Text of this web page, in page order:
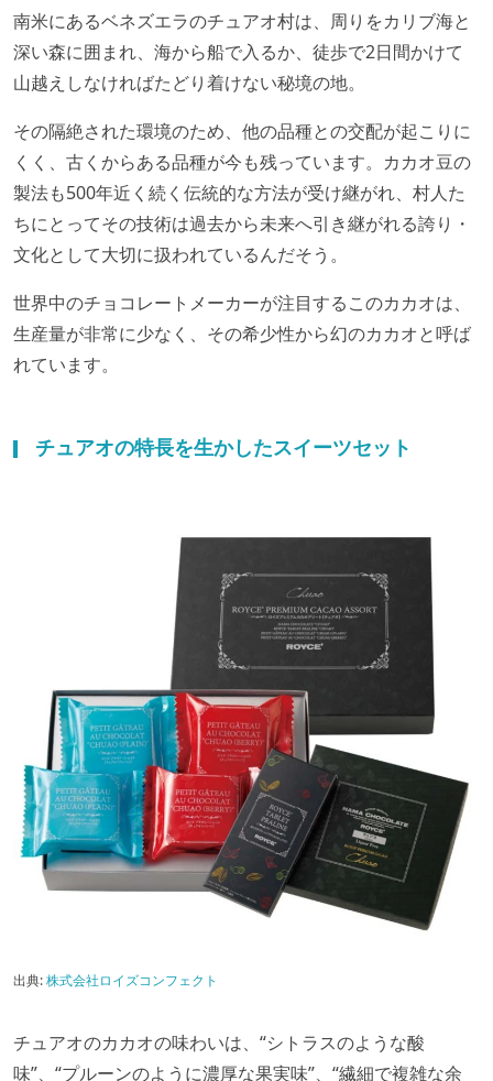
南米にあるベネズエラのチュアオ村は、周りをカリブ海と
深い森に囲まれ、海から船で入るか、徒歩で2日間かけて
山越えしなければたどり着けない秘境の地。
その隔絶された環境のため、他の品種との交配が起こりに
くく、古くからある品種が今も残っています。カカオ豆の
製法も500年近く続く伝統的な方法が受け継がれ、村人た
ちにとってその技術は過去から未来へ引き継がれる誇り・
文化として大切に扱われているんだそう。
世界中のチョコレートメーカーが注目するこのカカオは、
生産量が非常に少なく、その希少性から幻のカカオと呼ば
れています。
チュアオの特長を生かしたスイーツセット
出典:株式会社ロイズコンフェクト
チュアオのカカオの味わいは、“シトラスのような酸
味”、“プルーンのように濃厚な果実味”、“繊細で複雑な余